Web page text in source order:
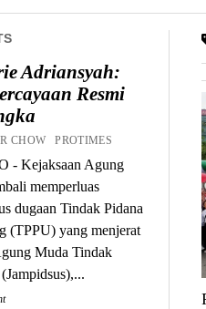
Adriansyah:
Resmi
CHOW PROTIMES
- Kejaksaan Agung
memperluas
dugaan Tindak Pidana
(TPPU) yang menjerat
Muda Tindak